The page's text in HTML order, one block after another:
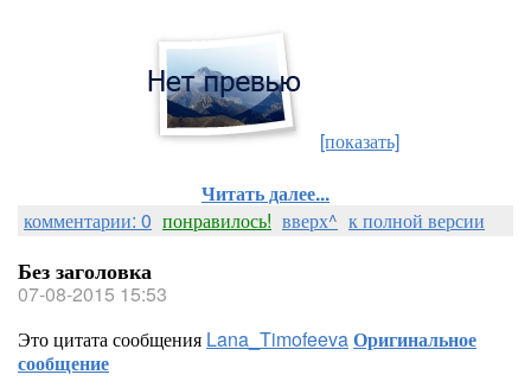
[показать]
Читать далее...
комментарии: 0 понравилось! вверх^ к полной версии
Без заголовка
07-08-2015 15:53
Это цитата сообщения Lana_TimofeevaОригинальное
сообщение